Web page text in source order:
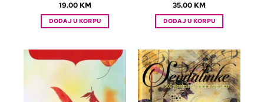
19.00 KM
DODAJ U KORPU
35.00 KM
DODAJ U KORPU